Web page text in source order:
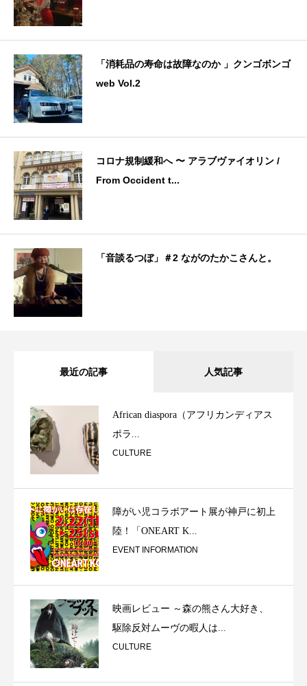
「消耗品の寿命は故障なのか 」クンゴボンゴ
web Vol.2
コロナ規制緩和へ 〜 アラブヴァイオリン /
From Occident t...
「音談るつぼ」＃2 ながのたかこさんと。
最近の記事 人気記事
African diaspora（アフリカンディアス
ポラ...
CULTURE
障がい児コラボアート展が神戸に初上
陸！「ONEART K...
EVENT INFORMATION
映画レビュー ～森の熊さん大好き、
駆除反対ムーヴの暇人は...
CULTURE